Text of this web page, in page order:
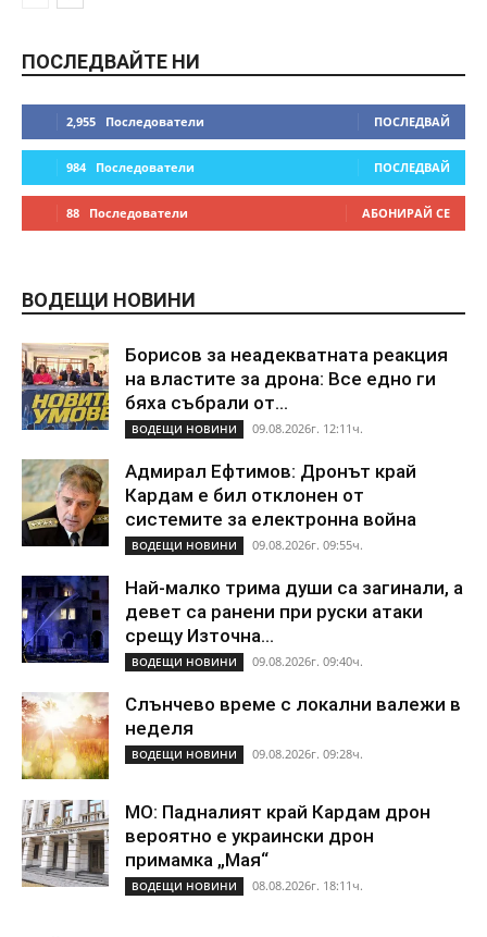
ПОСЛЕДВАЙТЕ НИ
2,955 Последователи ПОСЛЕДВАЙ
984 Последователи ПОСЛЕДВАЙ
88 Последователи АБОНИРАЙ СЕ
ВОДЕЩИ НОВИНИ
Борисов за неадекватната реакция
на властите за дрона: Все едно ги
бяха събрали от...
ВОДЕЩИ НОВИНИ 09.08.2026г. 12:11ч.
Адмирал Ефтимов: Дронът край
Кардам е бил отклонен от
системите за електронна война
ВОДЕЩИ НОВИНИ 09.08.2026г. 09:55ч.
Най-малко трима души са загинали, а
девет са ранени при руски атаки
срещу Източна...
ВОДЕЩИ НОВИНИ 09.08.2026г. 09:40ч.
Слънчево време с локални валежи в
неделя
ВОДЕЩИ НОВИНИ 09.08.2026г. 09:28ч.
МО: Падналият край Кардам дрон
вероятно е украински дрон
примамка „Мая“
ВОДЕЩИ НОВИНИ 08.08.2026г. 18:11ч.